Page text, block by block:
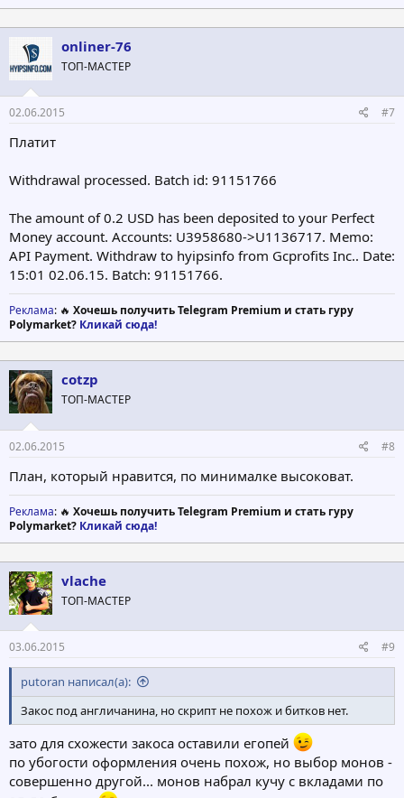
onliner-76
ТОП-МАСТЕР
02.06.2015 #7
Платит
Withdrawal processed. Batch id: 91151766
The amount of 0.2 USD has been deposited to your Perfect
Money account. Accounts: U3958680->U1136717. Memo:
API Payment. Withdraw to hyipsinfo from Gcprofits Inc.. Date:
15:01 02.06.15. Batch: 91151766.
Реклама: 🔥 Хочешь получить Telegram Premium и стать гуру
Polymarket? Кликай сюда!
cotzp
ТОП-МАСТЕР
02.06.2015 #8
План, который нравится, по минималке высоковат.
Реклама: 🔥 Хочешь получить Telegram Premium и стать гуру
Polymarket? Кликай сюда!
vlache
ТОП-МАСТЕР
03.06.2015 #9
putoran написал(а):
Закос под англичанина, но скрипт не похож и битков нет.
зато для схожести закоса оставили егопей
по убогости оформления очень похож, но выбор монов -
совершенно другой... монов набрал кучу с вкладами по